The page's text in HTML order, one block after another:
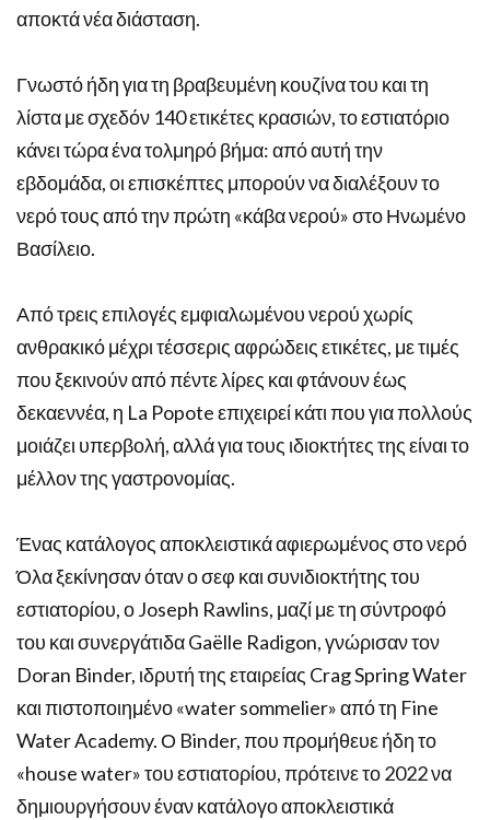
αποκτά νέα διάσταση.
Γνωστό ήδη για τη βραβευμένη κουζίνα του και τη
λίστα με σχεδόν 140 ετικέτες κρασιών, το εστιατόριο
κάνει τώρα ένα τολμηρό βήμα: από αυτή την
εβδομάδα, οι επισκέπτες μπορούν να διαλέξουν το
νερό τους από την πρώτη «κάβα νερού» στο Ηνωμένο
Βασίλειο.
Από τρεις επιλογές εμφιαλωμένου νερού χωρίς
ανθρακικό μέχρι τέσσερις αφρώδεις ετικέτες, με τιμές
που ξεκινούν από πέντε λίρες και φτάνουν έως
δεκαεννέα, η La Popote επιχειρεί κάτι που για πολλούς
μοιάζει υπερβολή, αλλά για τους ιδιοκτήτες της είναι το
μέλλον της γαστρονομίας.
Ένας κατάλογος αποκλειστικά αφιερωμένος στο νερό
Όλα ξεκίνησαν όταν ο σεφ και συνιδιοκτήτης του
εστιατορίου, ο Joseph Rawlins, μαζί με τη σύντροφό
του και συνεργάτιδα Gaëlle Radigon, γνώρισαν τον
Doran Binder, ιδρυτή της εταιρείας Crag Spring Water
και πιστοποιημένο «water sommelier» από τη Fine
Water Academy. Ο Binder, που προμήθευε ήδη το
«house water» του εστιατορίου, πρότεινε το 2022 να
δημιουργήσουν έναν κατάλογο αποκλειστικά